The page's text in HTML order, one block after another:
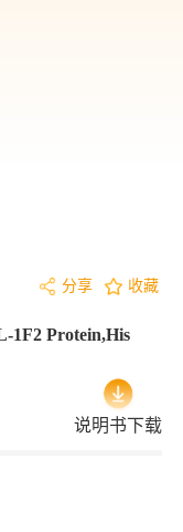
分享 收藏
1F2 Protein,His
说明书下载